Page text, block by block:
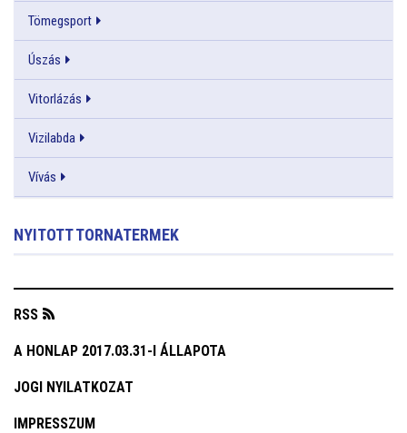
Tömegsport
Úszás
Vitorlázás
Vizilabda
Vívás
NYITOTT TORNATERMEK
RSS
A HONLAP 2017.03.31-I ÁLLAPOTA
JOGI NYILATKOZAT
IMPRESSZUM